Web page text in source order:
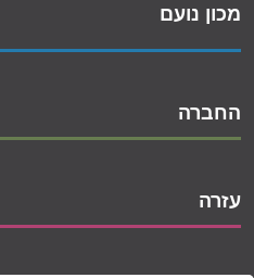
מכון נועם
החברה
עזרה